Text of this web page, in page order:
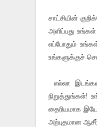
சாட்சியின்
அளிப்பது
எப்போதும்
உங்களுக்குச்
எல்லா
நிறுத்துங்கள்!
தைரியமாக
அற்புதமான